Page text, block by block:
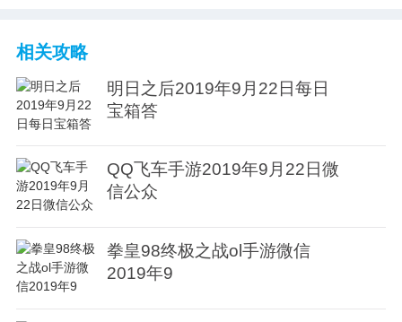
相关攻略
明日之后2019年9月22日每日
宝箱答
QQ飞车手游2019年9月22日微
信公众
拳皇98终极之战ol手游微信
2019年9